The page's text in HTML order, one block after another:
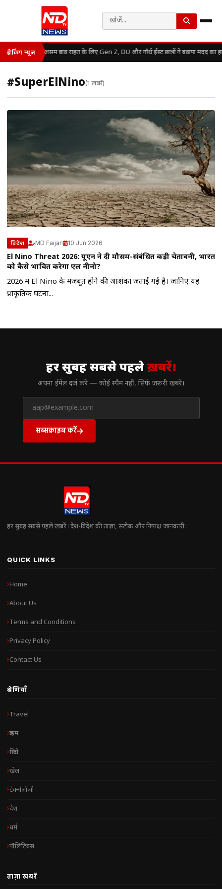
ब्रेकिंग न्यूज़ असम बाढ़ राहत के लिए Gen Z, DU और नॉर्थ ईस्ट छात्रों ने बढ़ाया मदद का
#SuperElNino(1 खबरें)
विदेश MD Faijan 10 Jun 2026
El Nino Threat 2026: यूएन ने दी मौसम-संबंधित कड़ी चेतावनी, भारत
को कैसे प्रभावित करेगा एल नीनो?
2026 में El Nino के मजबूत होने की आशंका जताई गई है। जानिए यह
प्राकृतिक घटना...
हर सुबह सबसे पहलेख़बरें।
अपना ईमेल दर्ज करें — कोई स्पैम नहीं, सिर्फ ज़रूरी खबरें।
सब्सक्राइब करें
हर सुबह सबसे पहले खबरें। देश-विदेश की ताज़ा, सटीक और निष्पक्ष जानकारी।
QUICK LINKS
Home
About Us
Terms and Conditions
Privacy Policy
Contact Us
श्रेणियाँ
Travel
क्राइम
क्रिप्टो
खेल
टेक्नोलॉजी
देश
धर्म
पॉलिटिक्स
ताज़ा खबरें